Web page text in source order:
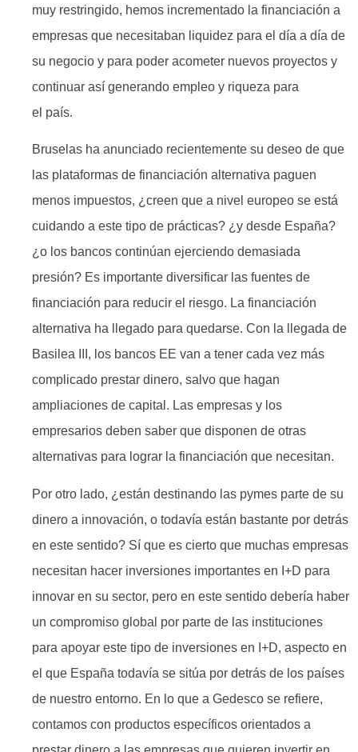
muy restringido, hemos incrementado la financiación a
empresas que necesitaban liquidez para el día a día de
su negocio y para poder acometer nuevos proyectos y
continuar así generando empleo y riqueza para
el país.
Bruselas ha anunciado recientemente su deseo de que
las plataformas de financiación alternativa paguen
menos impuestos, ¿creen que a nivel europeo se está
cuidando a este tipo de prácticas? ¿y desde España?
¿o los bancos continúan ejerciendo demasiada
presión? Es importante diversificar las fuentes de
financiación para reducir el riesgo. La financiación
alternativa ha llegado para quedarse. Con la llegada de
Basilea III, los bancos EE van a tener cada vez más
complicado prestar dinero, salvo que hagan
ampliaciones de capital. Las empresas y los
empresarios deben saber que disponen de otras
alternativas para lograr la financiación que necesitan.
Por otro lado, ¿están destinando las pymes parte de su
dinero a innovación, o todavía están bastante por detrás
en este sentido? Sí que es cierto que muchas empresas
necesitan hacer inversiones importantes en I+D para
innovar en su sector, pero en este sentido debería haber
un compromiso global por parte de las instituciones
para apoyar este tipo de inversiones en I+D, aspecto en
el que España todavía se sitúa por detrás de los países
de nuestro entorno. En lo que a Gedesco se refiere,
contamos con productos específicos orientados a